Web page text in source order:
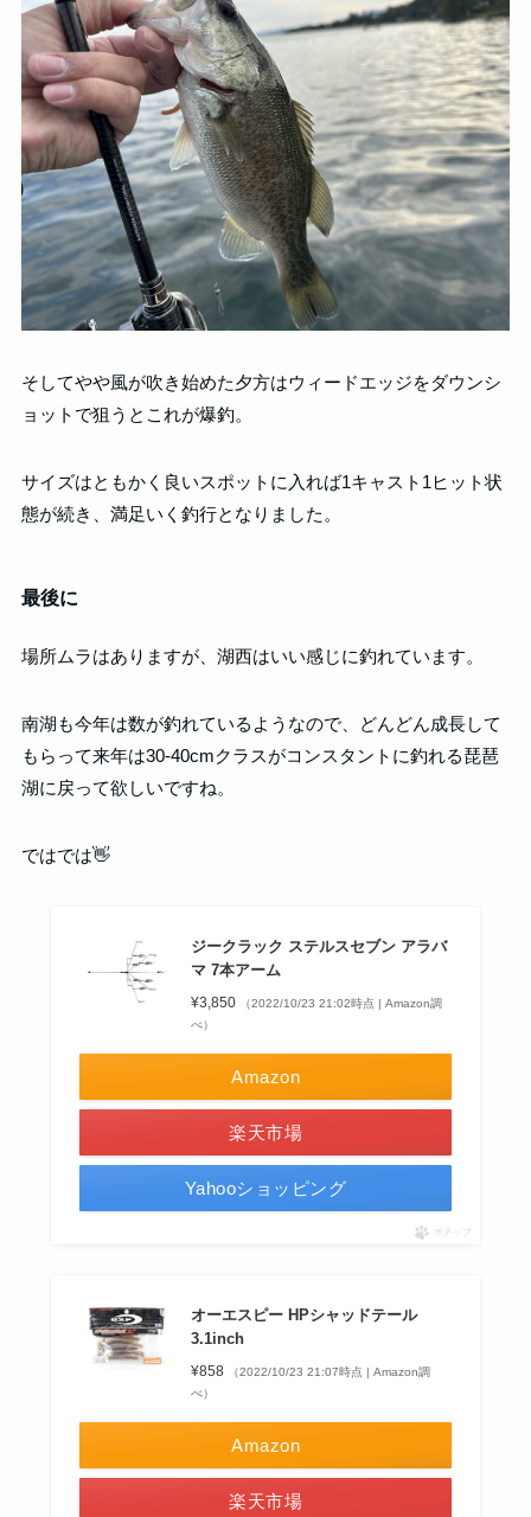
そしてやや風が吹き始めた夕方はウィードエッジをダウンシ
ョットで狙うとこれが爆釣。
サイズはともかく良いスポットに入れば1キャスト1ヒット状
態が続き、満足いく釣行となりました。
最後に
場所ムラはありますが、湖西はいい感じに釣れています。
南湖も今年は数が釣れているようなので、どんどん成長して
もらって来年は30-40cmクラスがコンスタントに釣れる琵琶
湖に戻って欲しいですね。
ではでは👋
ジークラック ステルスセブン アラバ
マ 7本アーム
¥3,850
（2022/10/23 21:02時点 | Amazon調
べ）
Amazon
楽天市場
Yahooショッピング
ポチップ
オーエスピー HPシャッドテール
3.1inch
¥858
（2022/10/23 21:07時点 | Amazon調
べ）
Amazon
楽天市場